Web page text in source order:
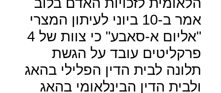
אמר ב-10 ביוני לעיתון המצרי
"אליום א-סאבע" כי צוות של 4
פרקליטים עובד על הגשת
תלונה לבית הדין הפלילי בהאג
ולבית הדין הבינלאומי בהאג